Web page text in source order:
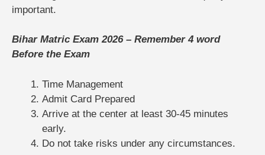
important.
Bihar Matric Exam 2026 – Remember 4 word
Before the Exam
Time Management
Admit Card Prepared
Arrive at the center at least 30-45 minutes
early.
Do not take risks under any circumstances.